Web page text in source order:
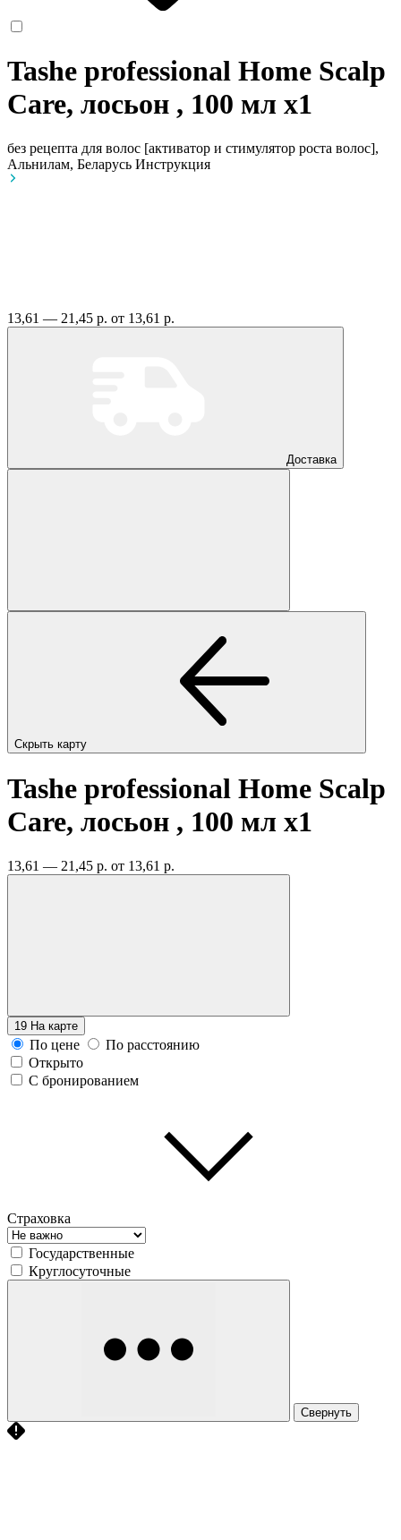
Tashe professional Home Scalp
Care, лосьон , 100 мл x1
без рецепта для волос [активатор и стимулятор роста волос],
Альнилам, Беларусь Инструкция
13,61 — 21,45 р. от 13,61 р.
Доставка
Скрыть карту
Tashe professional Home Scalp
Care, лосьон , 100 мл x1
13,61 — 21,45 р. от 13,61 р.
19 На карте
По цене
По расстоянию
Открыто
С бронированием
Страховка
Государственные
Круглосуточные
Свернуть